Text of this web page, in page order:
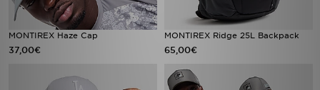
MONTIREX Haze Cap
37,00€
MONTIREX Ridge 25L Backpack
65,00€